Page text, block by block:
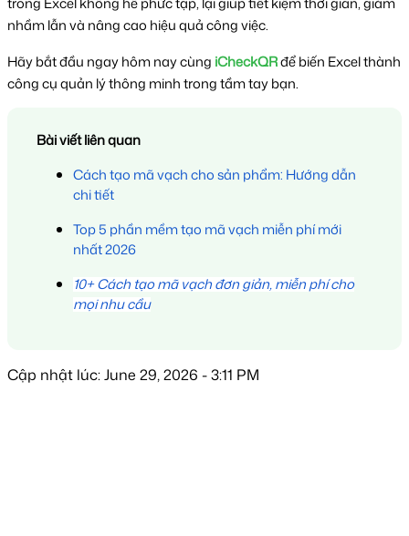
nhầm lẫn và nâng cao hiệu quả công việc.
Hãy bắt đầu ngay hôm nay cùng iCheckQR để biến Excel thành
công cụ quản lý thông minh trong tầm tay bạn.
Bài viết liên quan
Cách tạo mã vạch cho sản phẩm: Hướng dẫn
chi tiết
Top 5 phần mềm tạo mã vạch miễn phí mới
nhất 2026
10+ Cách tạo mã vạch đơn giản, miễn phí cho
mọi nhu cầu
Cập nhật lúc: June 29, 2026 - 3:11 PM